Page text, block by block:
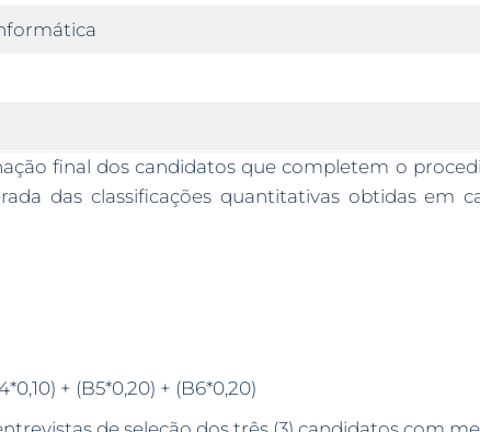
final dos candidatos que completem o
das classificações quantitativas obtidas em
+ (B5*0,20) + (B6*0,20)